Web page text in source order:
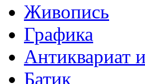
Живопись
Графика
Антиквариат
Батик